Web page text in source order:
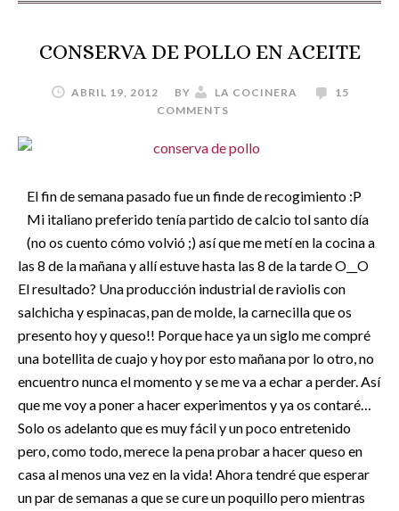
CONSERVA DE POLLO EN ACEITE
ABRIL 19, 2012 BY LA COCINERA
15
COMMENTS
El fin de semana pasado fue un finde de recogimiento :P
Mi italiano preferido tenía partido de calcio tol santo día
(no os cuento cómo volvió ;) así que me metí en la cocina a
las 8 de la mañana y allí estuve hasta las 8 de la tarde O__O
El resultado? Una producción industrial de raviolis con
salchicha y espinacas, pan de molde, la carnecilla que os
presento hoy y queso!! Porque hace ya un siglo me compré
una botellita de cuajo y hoy por esto mañana por lo otro, no
encuentro nunca el momento y se me va a echar a perder. Así
que me voy a poner a hacer experimentos y ya os contaré…
Solo os adelanto que es muy fácil y un poco entretenido
pero, como todo, merece la pena probar a hacer queso en
casa al menos una vez en la vida! Ahora tendré que esperar
un par de semanas a que se cure un poquillo pero mientras